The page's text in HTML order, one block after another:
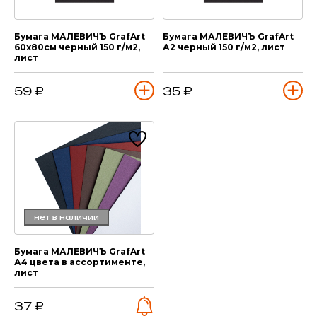
Бумага МАЛЕВИЧЪ GrafArt
60х80см черный 150 г/м2,
лист
59 ₽
Бумага МАЛЕВИЧЪ GrafArt
А2 черный 150 г/м2, лист
35 ₽
нет в наличии
Бумага МАЛЕВИЧЪ GrafArt
А4 цвета в ассортименте,
лист
37 ₽